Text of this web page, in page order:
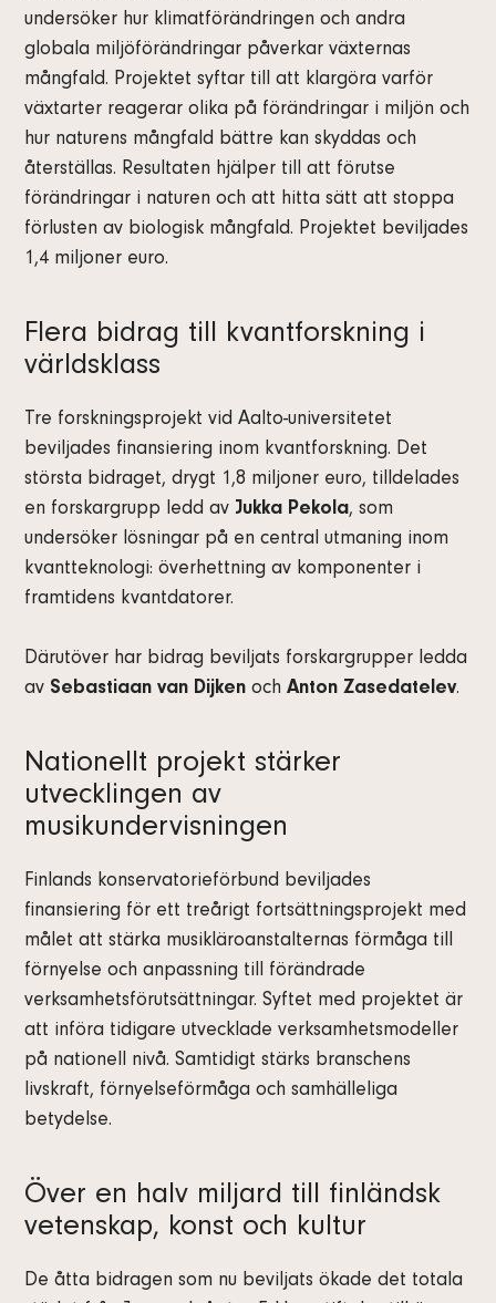
undersöker hur klimatförändringen och andra
globala miljöförändringar påverkar växternas
mångfald. Projektet syftar till att klargöra varför
växtarter reagerar olika på förändringar i miljön och
hur naturens mångfald bättre kan skyddas och
återställas. Resultaten hjälper till att förutse
förändringar i naturen och att hitta sätt att stoppa
förlusten av biologisk mångfald. Projektet beviljades
1,4 miljoner euro.
Flera bidrag till kvantforskning i
världsklass
Tre forskningsprojekt vid Aalto-universitetet
beviljades finansiering inom kvantforskning. Det
största bidraget, drygt 1,8 miljoner euro, tilldelades
en forskargrupp ledd av Jukka Pekola, som
undersöker lösningar på en central utmaning inom
kvantteknologi: överhettning av komponenter i
framtidens kvantdatorer.
Därutöver har bidrag beviljats forskargrupper ledda
av Sebastiaan van Dijken ochAnton Zasedatelev.
Nationellt projekt stärker
utvecklingen av
musikundervisningen
Finlands konservatorieförbund beviljades
finansiering för ett treårigt fortsättningsprojekt med
målet att stärka musikläroanstalternas förmåga till
förnyelse och anpassning till förändrade
verksamhetsförutsättningar. Syftet med projektet är
att införa tidigare utvecklade verksamhetsmodeller
på nationell nivå. Samtidigt stärks branschens
livskraft, förnyelseförmåga och samhälleliga
betydelse.
Över en halv miljard till finländsk
vetenskap, konst och kultur
De åtta bidragen som nu beviljats ökade det totala